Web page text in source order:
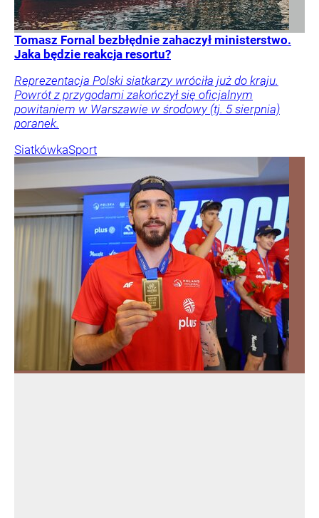
Tomasz Fornal bezbłędnie zahaczył ministerstwo.
Jaka będzie reakcja resortu?
Reprezentacja Polski siatkarzy wróciła już do kraju.
Powrót z przygodami zakończył się oficjalnym
powitaniem w Warszawie w środowy (tj. 5 sierpnia)
poranek.
SiatkówkaSport